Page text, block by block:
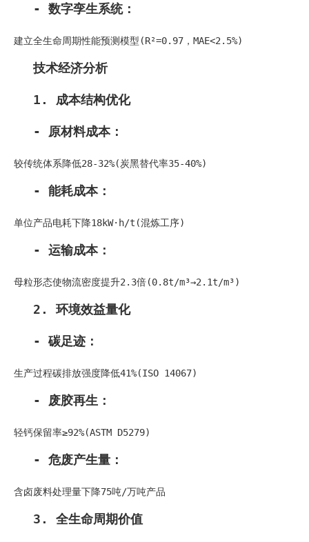
- 数字孪生系统：
建立全生命周期性能预测模型(R²=0.97，MAE<2.5%)
技术经济分析
1. 成本结构优化
- 原材料成本：
较传统体系降低28-32%(炭黑替代率35-40%)
- 能耗成本：
单位产品电耗下降18kW·h/t(混炼工序)
- 运输成本：
母粒形态使物流密度提升2.3倍(0.8t/m³→2.1t/m³)
2. 环境效益量化
- 碳足迹：
生产过程碳排放强度降低41%(ISO 14067)
- 废胶再生：
轻钙保留率≥92%(ASTM D5279)
- 危废产生量：
含卤废料处理量下降75吨/万吨产品
3. 全生命周期价值